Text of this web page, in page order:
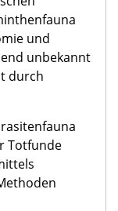
und
unbekannt
durch
Totfunde